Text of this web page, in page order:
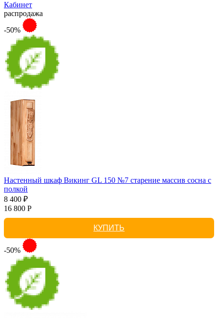
Кабинет
распродажа
-50%
Настенный шкаф Викинг GL 150 №7 старение массив сосна с
полкой
8 400 ₽
16 800 Р
КУПИТЬ
-50%